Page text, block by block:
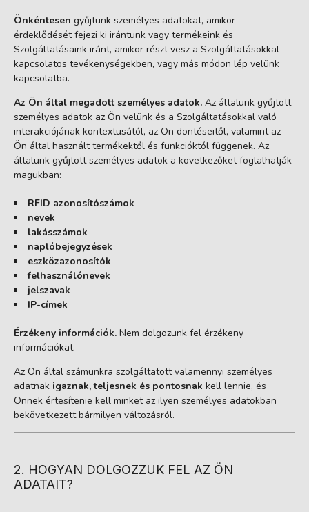
Önkéntesen gyűjtünk személyes adatokat, amikor
érdeklődését fejezi ki irántunk vagy termékeink és
Szolgáltatásaink iránt, amikor részt vesz a Szolgáltatásokkal
kapcsolatos tevékenységekben, vagy más módon lép velünk
kapcsolatba.
Az Ön által megadott személyes adatok. Az általunk gyűjtött
személyes adatok az Ön velünk és a Szolgáltatásokkal való
interakciójának kontextusától, az Ön döntéseitől, valamint az
Ön által használt termékektől és funkcióktól függenek. Az
általunk gyűjtött személyes adatok a következőket foglalhatják
magukban:
RFID azonosítószámok
nevek
lakásszámok
naplóbejegyzések
eszközazonosítók
felhasználónevek
jelszavak
IP-címek
Érzékeny információk. Nem dolgozunk fel érzékeny
információkat.
Az Ön által számunkra szolgáltatott valamennyi személyes
adatnak igaznak, teljesnek és pontosnak kell lennie, és
Önnek értesítenie kell minket az ilyen személyes adatokban
bekövetkezett bármilyen változásról.
2. HOGYAN DOLGOZZUK FEL AZ ÖN
ADATAIT?